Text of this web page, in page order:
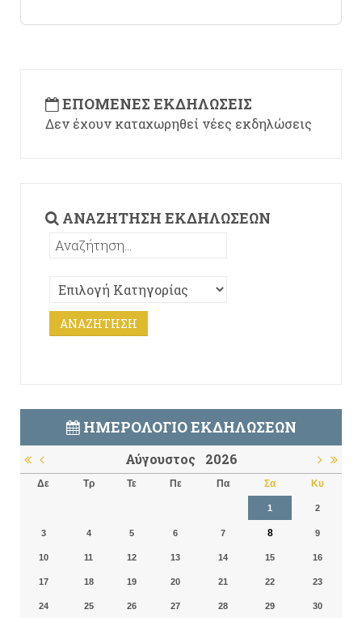
ΕΠΌΜΕΝΕΣ ΕΚΔΗΛΏΣΕΙΣ
Δεν έχουν καταχωρηθεί νέες εκδηλώσεις
ΑΝΑΖΉΤΗΣΗ ΕΚΔΗΛΏΣΕΩΝ
ΗΜΕΡΟΛΌΓΙΟ ΕΚΔΗΛΏΣΕΩΝ
Αύγουστος 2026
Δε Τρ Τε Πε Πα Σα Κυ
1 2
3 4 5 6 7 8 9
10 11 12 13 14 15 16
17 18 19 20 21 22 23
24 25 26 27 28 29 30